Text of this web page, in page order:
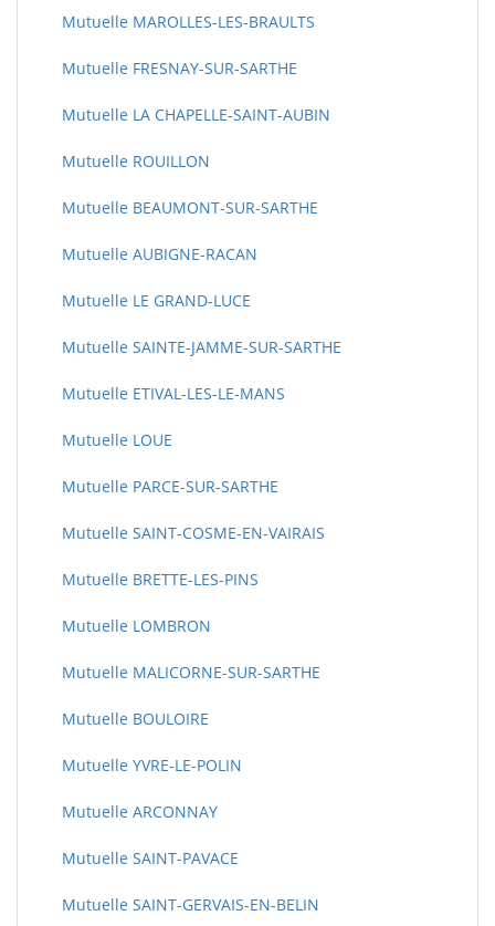
Mutuelle MAROLLES-LES-BRAULTS
Mutuelle FRESNAY-SUR-SARTHE
Mutuelle LA CHAPELLE-SAINT-AUBIN
Mutuelle ROUILLON
Mutuelle BEAUMONT-SUR-SARTHE
Mutuelle AUBIGNE-RACAN
Mutuelle LE GRAND-LUCE
Mutuelle SAINTE-JAMME-SUR-SARTHE
Mutuelle ETIVAL-LES-LE-MANS
Mutuelle LOUE
Mutuelle PARCE-SUR-SARTHE
Mutuelle SAINT-COSME-EN-VAIRAIS
Mutuelle BRETTE-LES-PINS
Mutuelle LOMBRON
Mutuelle MALICORNE-SUR-SARTHE
Mutuelle BOULOIRE
Mutuelle YVRE-LE-POLIN
Mutuelle ARCONNAY
Mutuelle SAINT-PAVACE
Mutuelle SAINT-GERVAIS-EN-BELIN